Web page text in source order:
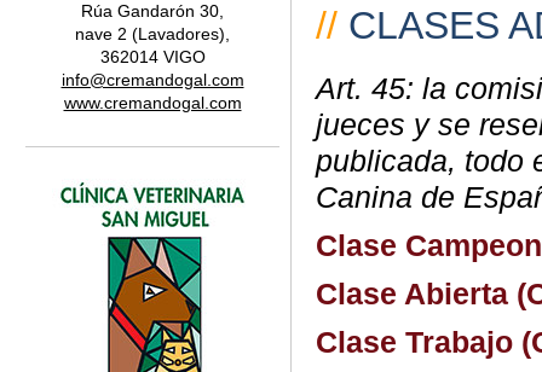
Rúa Gandarón 30,
nave 2 (Lavadores),
362014 VIGO
info@cremandogal.com
www.cremandogal.com
// CLASES
Art. 45: la
jueces y se
publicada, todo
Canina de
Clase
Clase Abierta
Clase Trabajo